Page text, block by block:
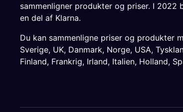
sammenligner produkter og priser. I 2022
en del af Klarna.
Du kan sammenligne priser og produkter
Sverige, UK, Danmark, Norge, USA,
Finland, Frankrig, Irland, Italien, Holland,